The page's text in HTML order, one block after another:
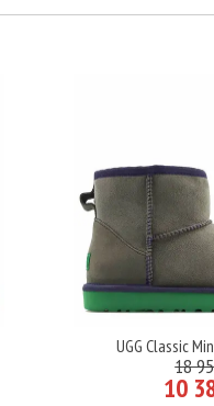
UGG Classic
18
10